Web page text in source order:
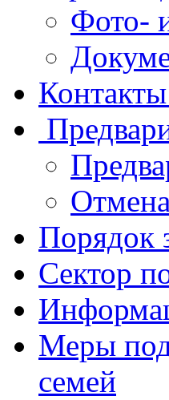
Фото-
Порядок
Сектор
Меры
семей